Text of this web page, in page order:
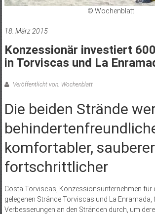
© Wochenblatt
18. März 2015
Konzessionär investiert
in Torviscas und La
Veröffentlicht von: Wochenblatt
Die beiden Strände
komfortabler,
fortschrittlicher
Costa Torviscas, Konzessionsunternehmen für
gelegenen Strände Torviscas und La Enramada,
Verbesserungen an den Stränden durch, um